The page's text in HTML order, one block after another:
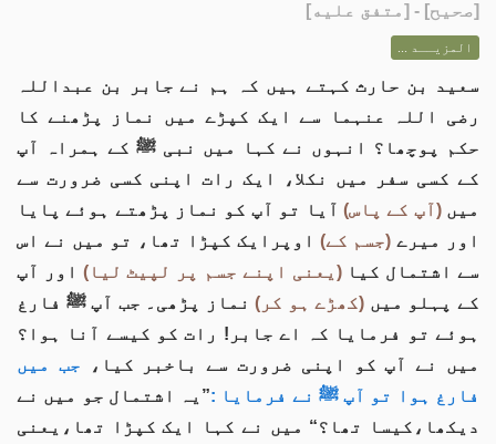
[صحيح] - [متفق عليه]
المزيــد ...
سعید بن حارث کہتے ہیں کہ ہم نے جابر بن عبداللہ
رضی اللہ عنہما سے ایک کپڑے میں نماز پڑھنے کا
حکم پوچھا؟ انہوں نے کہا میں نبی ﷺ کے ہمراہ آپ
کے کسی سفر میں نکلا، ایک رات اپنی کسی ضرورت سے
میں(آپ کے پاس) آیا تو آپ کو نماز پڑھتے ہوئے پایا
اور میرے (جسم کے) اوپرایک کپڑا تھا، تو میں نے اس
سے اشتمال کیا(یعنی اپنے جسم پر لپیٹ لیا) اور آپ
کے پہلو میں (کھڑے ہو کر)نماز پڑھی۔ جب آپ ﷺ فارغ
ہوئے تو فرمایا کہ اے جابر! رات کو کيسے آنا ہوا؟
میں نے آپ کو اپنی ضرورت سے باخبر کيا،
جب میں
فارغ ہوا تو آپ ﷺ نے فرمایا :”یہ اشتمال جو میں نے
دیکھا،کیسا تھا؟“ میں نے کہا ایک کپڑا تھا،یعنی